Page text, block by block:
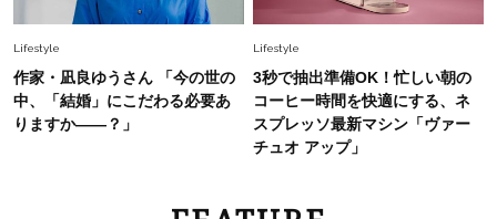
Lifestyle
作家・凪良ゆうさん 「今の世の
中、「結婚」にこだわる必要あ
りますか――？」
Lifestyle
3秒で抽出準備OK！忙しい朝の
コーヒー時間を快適にする、ネ
スプレッソ最新マシン「ヴァー
チュオ アップ」